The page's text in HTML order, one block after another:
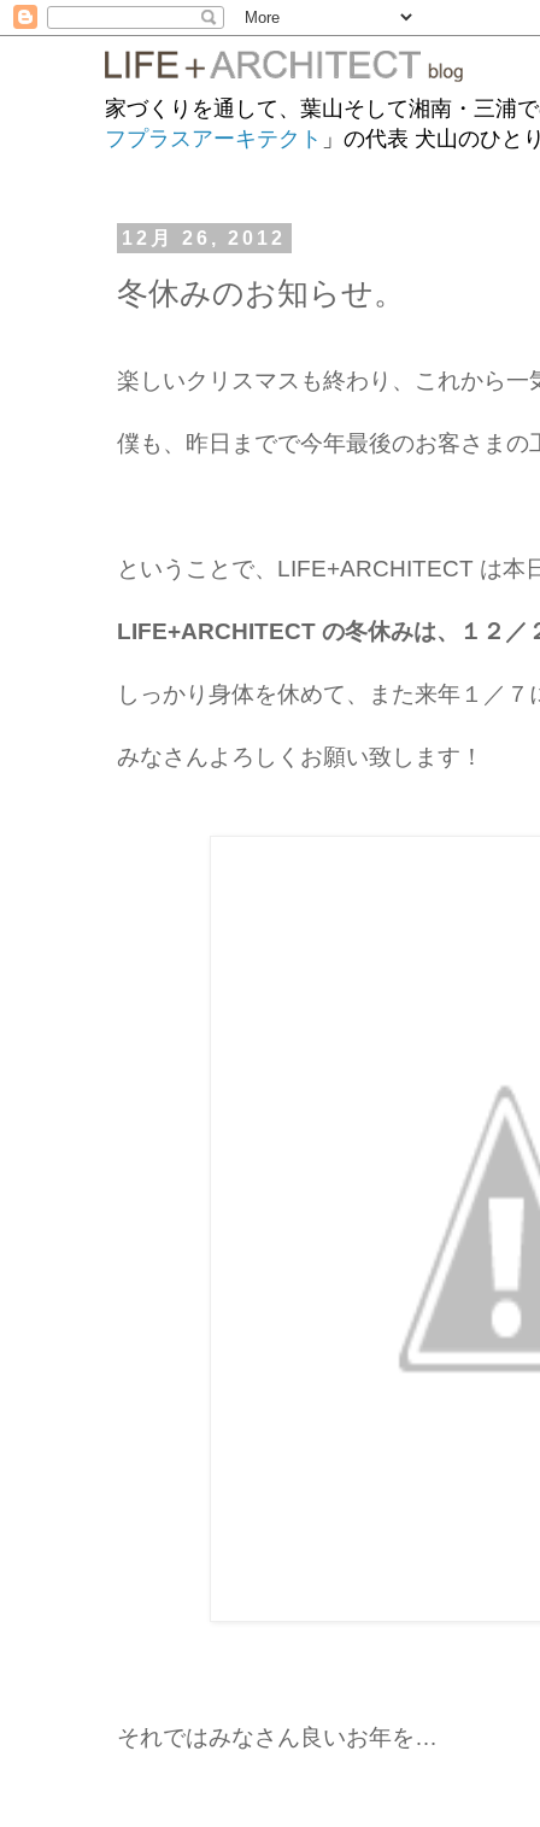
家づくりを通して、葉山そして湘南・三浦
フプラスアーキテクト 」の代表 犬山のひと
12月 26, 2012
冬休みのお知らせ。
楽しいクリスマスも終わり、これから一
僕も、昨日までで今年最後のお客さま
ということで、LIFE+ARCHITECT は本
LIFE+ARCHITECT の冬休みは、１２／
しっかり身体を休めて、また来年１／
みなさんよろしくお願い致します！
それではみなさん良いお年を…